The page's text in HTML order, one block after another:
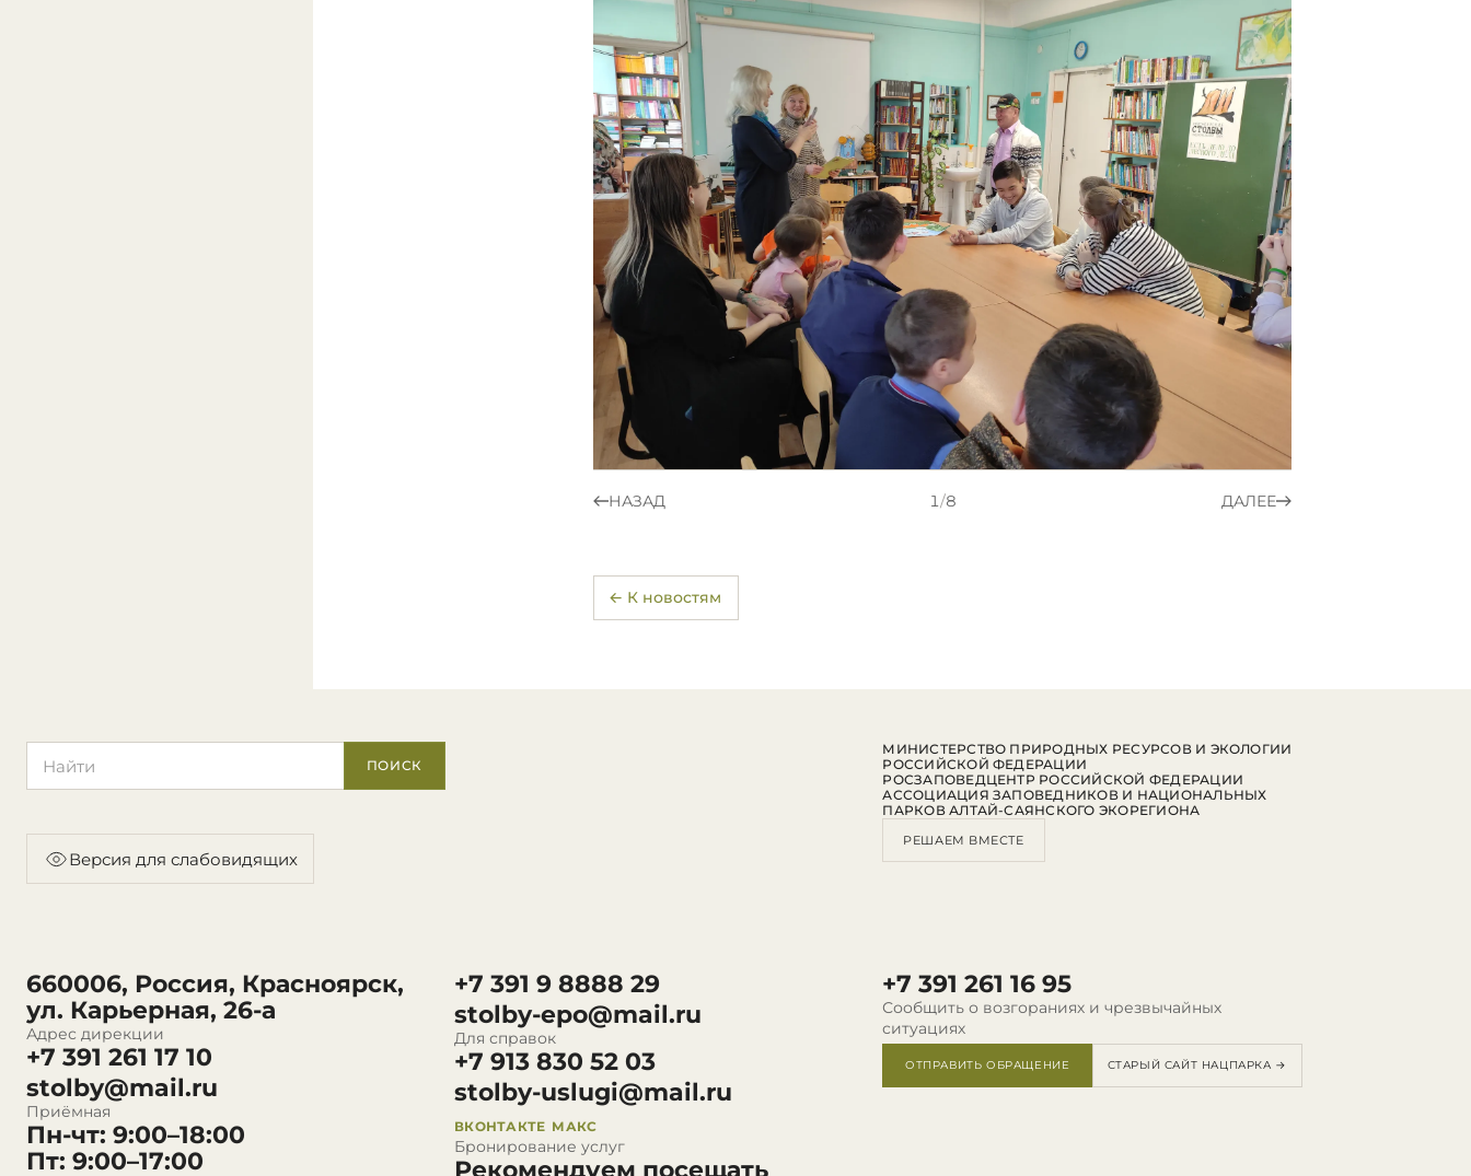
НАЗАД 1/8 ДАЛЕЕ
← К новостям
ПОИСК
Версия для слабовидящих
660006, Россия, Красноярск,
ул. Карьерная, 26-а
Адрес дирекции
+7 391 261 17 10
stolby@mail.ru
Приёмная
Пн-чт: 9:00–18:00
Пт: 9:00–17:00
+7 391 9 8888 29
stolby-epo@mail.ru
Для справок
+7 913 830 52 03
stolby-uslugi@mail.ru
ВКОНТАКТЕ МАКС
Бронирование услуг
Рекомендуем посещать
+7 391 261 16 95
Сообщить о возгораниях и чрезвычайных
ситуациях
ОТПРАВИТЬ ОБРАЩЕНИЕ СТАРЫЙ САЙТ НАЦПАРКА →
МИНИСТЕРСТВО ПРИРОДНЫХ РЕСУРСОВ И ЭКОЛОГИИ
РОССИЙСКОЙ ФЕДЕРАЦИИ
РОСЗАПОВЕДЦЕНТР РОССИЙСКОЙ ФЕДЕРАЦИИ
АССОЦИАЦИЯ ЗАПОВЕДНИКОВ И НАЦИОНАЛЬНЫХ
ПАРКОВ АЛТАЙ-САЯНСКОГО ЭКОРЕГИОНА
РЕШАЕМ ВМЕСТЕ